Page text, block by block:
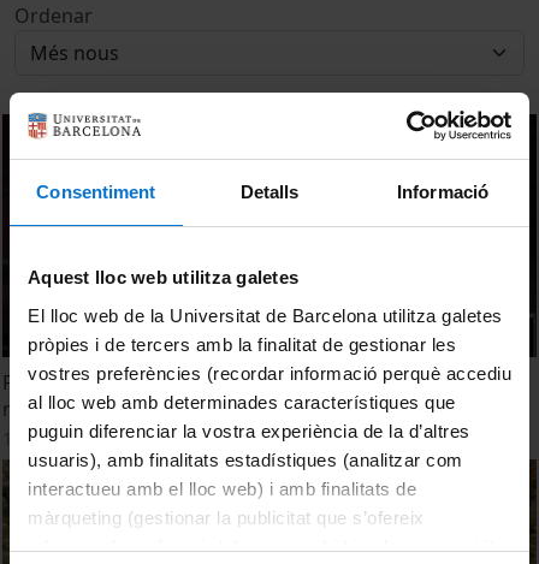
Consentiment Detalls Informació
Aquest lloc web utilitza galetes
El lloc web de la Universitat de Barcelona utilitza galetes
pròpies i de tercers amb la finalitat de gestionar les
vostres preferències (recordar informació perquè accediu
al lloc web amb determinades característiques que
puguin diferenciar la vostra experiència de la d’altres
usuaris), amb finalitats estadístiques (analitzar com
interactueu amb el lloc web) i amb finalitats de
màrqueting (gestionar la publicitat que s’ofereix
adequant-la en funció dels vostres hàbits de navegació).
Ordenar
Physical principles of membrane remodelling during cell
mechanoadaptation
11 març, 2015